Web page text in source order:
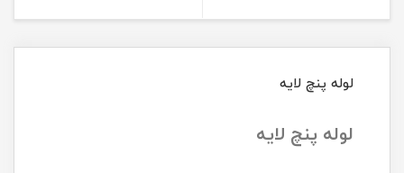
لوله پنچ لایه
لوله پنچ لایه